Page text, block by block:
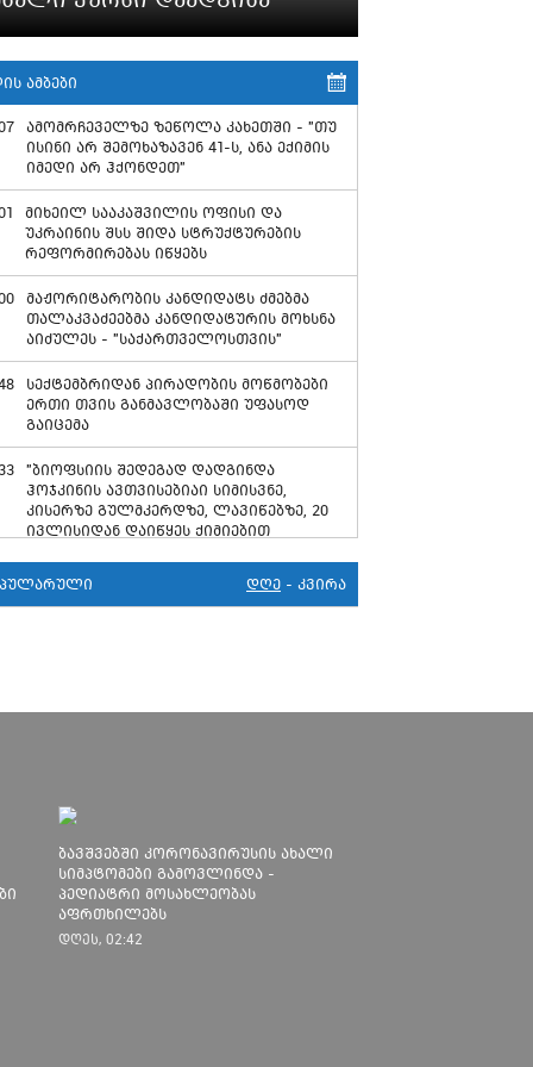
ამბები
ამომრჩეველზე ზეწოლა კახეთში - "თუ
ისინი არ შემოხაზავენ 41-ს, ანა ექიმის
იმედი არ ჰქონდეთ"
მიხეილ სააკაშვილის ოფისი და
უკრაინის შსს შიდა სტრუქტურების
რეფორმირებას იწყებს
მაჟორიტარობის კანდიდატს ძმებმა
თალაკვაძეებმა კანდიდატურის მოხსნა
აიძულეს - "საქართველოსთვის"
სექტემბრიდან პირადობის მოწმობები
ერთი თვის განმავლობაში უფასოდ
გაიცემა
"ბიოფსიის შედეგად დადგინდა
ჰოჯკინის ავთვისებიაი სიმისვნე,
კისერზე გულმკერდზე, ლავიწებზე, 20
ივლისიდან დაიწყეს ქიმიებით
სუს უარყოფს, რომ ვაგნერის წევრი
ახლა საქართველოშია
ეროვნულმა ბანკმა ლარის ახალი
კურსი დაადგინა
გაბუნია: სკოლებში სწავლას ვერ
დღე - კვირა
ბავშვებში კორონავირუსის ახალი
სიმპტომები გამოვლინდა -
პედიატრი მოსახლეობას
აფრთხილებს
დღეს, 02:42